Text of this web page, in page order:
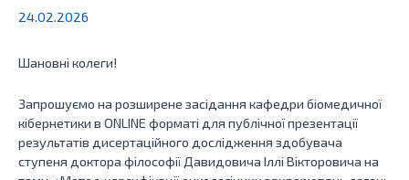
24.02.2026
Шановні колеги!
Запрошуємо на розширене засідання кафедри біомедичної
кібернетики в ONLINE форматі для публічної презентації
результатів дисертаційного дослідження здобувача
ступеня доктора філософії Давидовича Іллі Вікторовича на